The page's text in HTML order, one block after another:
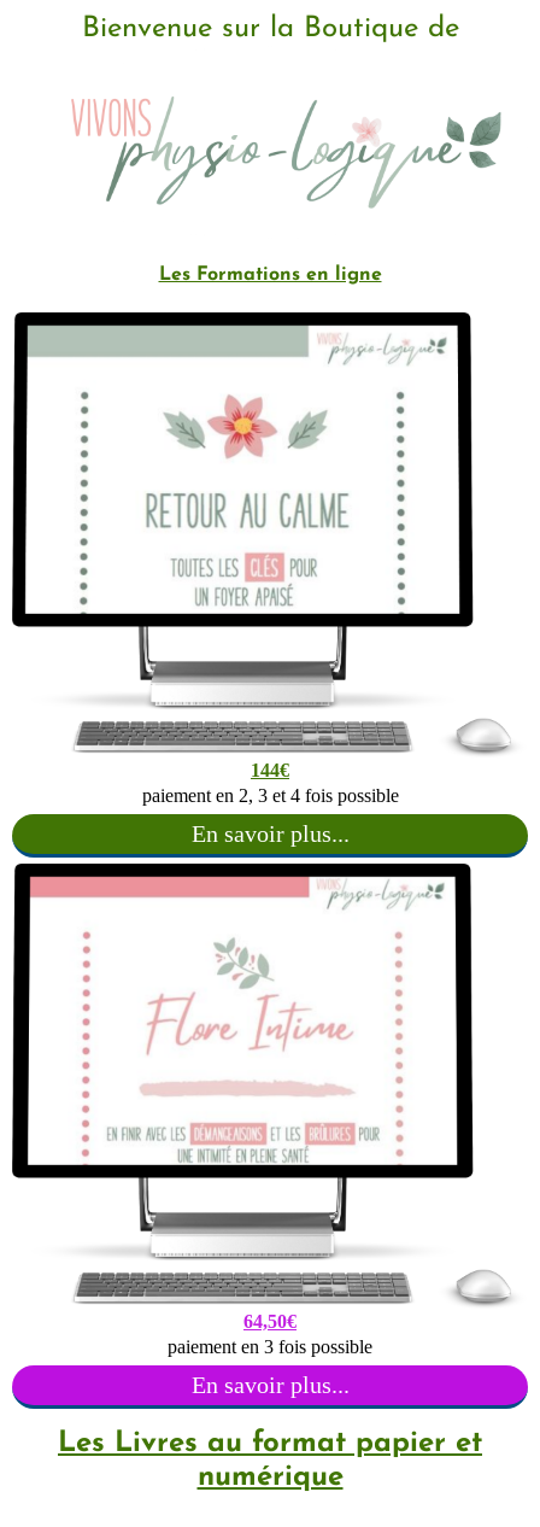
Bienvenue sur la Boutique de
Les Formations en ligne
144€
paiement en 2, 3 et 4 fois possible
En savoir plus...
64,50€
paiement en 3 fois possible
En savoir plus...
Les Livres au format papier et
numérique